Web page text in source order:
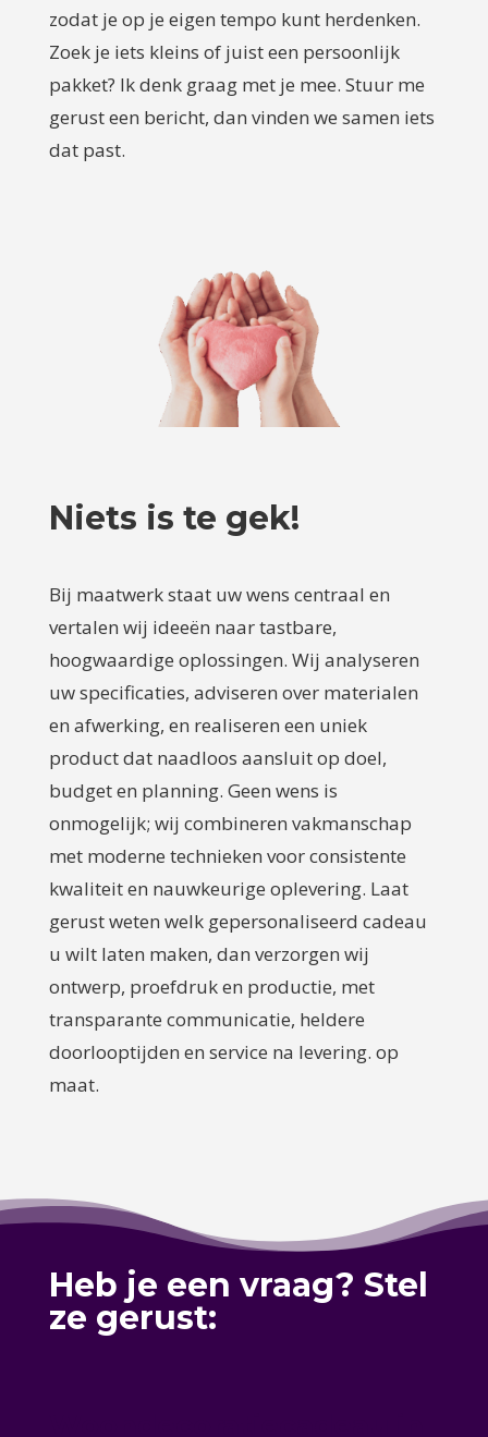
zodat je op je eigen tempo kunt herdenken.
Zoek je iets kleins of juist een persoonlijk
pakket? Ik denk graag met je mee. Stuur me
gerust een bericht, dan vinden we samen iets
dat past.
Niets is te gek!
Bij maatwerk staat uw wens centraal en
vertalen wij ideeën naar tastbare,
hoogwaardige oplossingen. Wij analyseren
uw specificaties, adviseren over materialen
en afwerking, en realiseren een uniek
product dat naadloos aansluit op doel,
budget en planning. Geen wens is
onmogelijk; wij combineren vakmanschap
met moderne technieken voor consistente
kwaliteit en nauwkeurige oplevering. Laat
gerust weten welk gepersonaliseerd cadeau
u wilt laten maken, dan verzorgen wij
ontwerp, proefdruk en productie, met
transparante communicatie, heldere
doorlooptijden en service na levering. op
maat.
Heb je een vraag? Stel
ze gerust: